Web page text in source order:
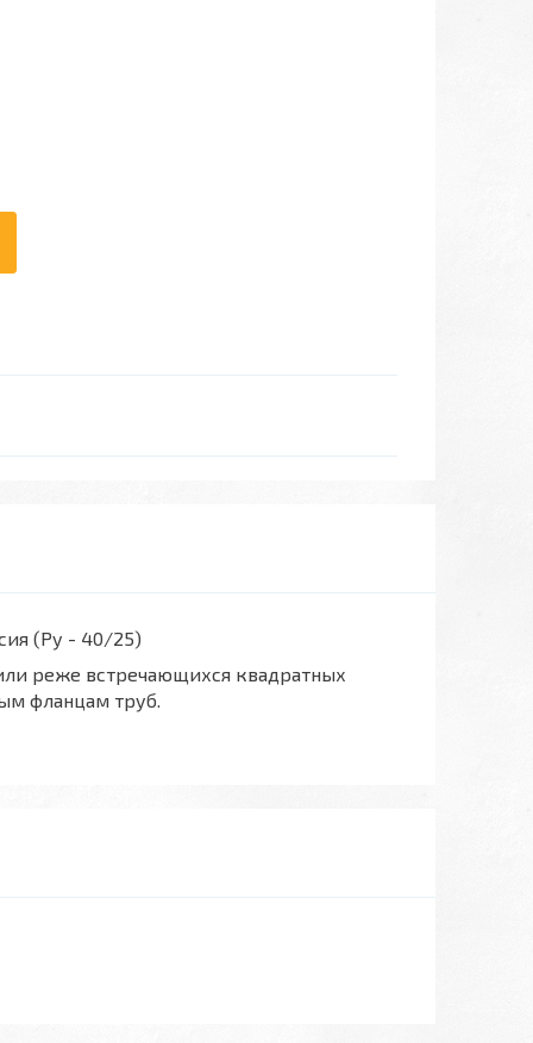
(Ру - 40/25)
реже встречающихся квадратных
фланцам труб.